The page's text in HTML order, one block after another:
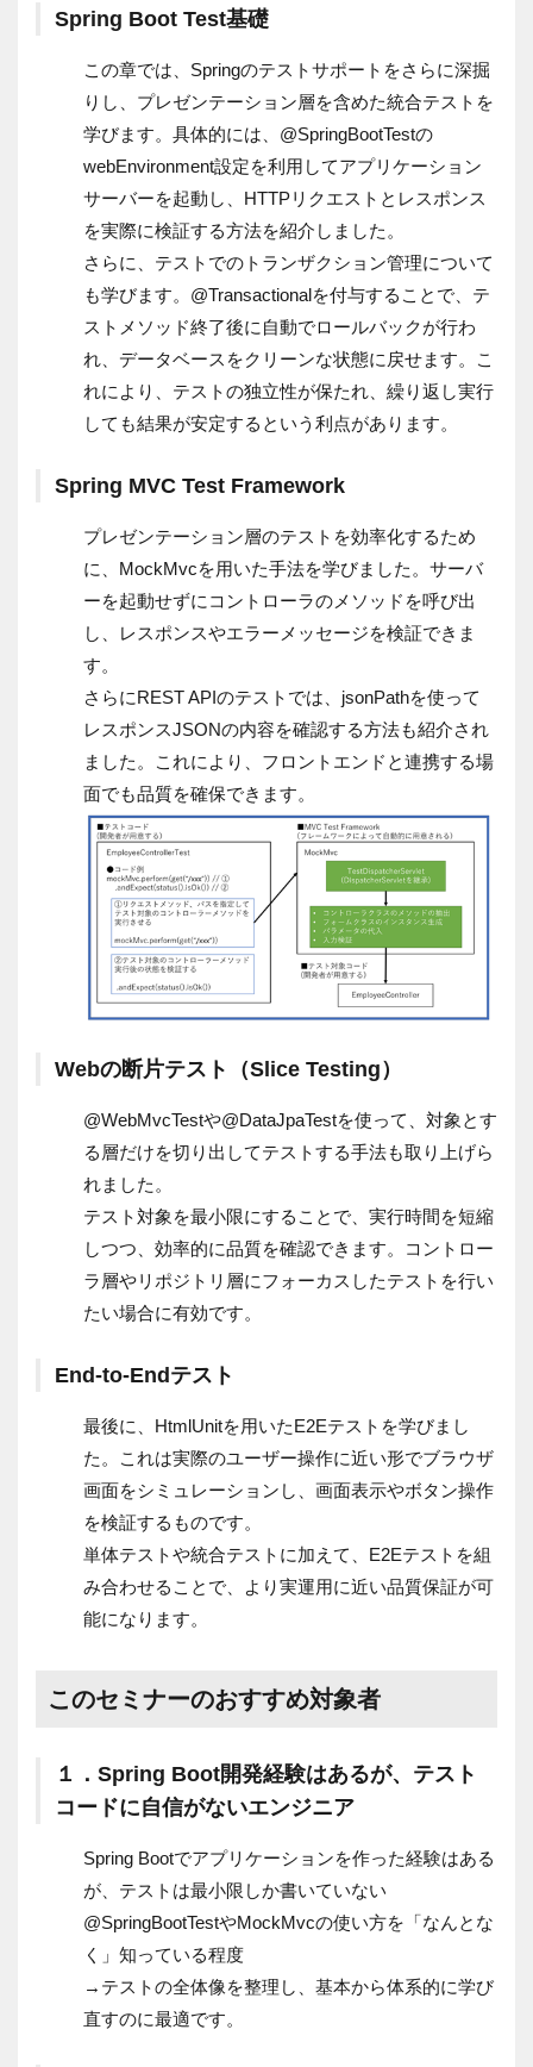
Spring Boot Test基礎
この章では、Springのテストサポートをさらに深掘
りし、プレゼンテーション層を含めた統合テストを
学びます。具体的には、@SpringBootTestの
webEnvironment設定を利用してアプリケーション
サーバーを起動し、HTTPリクエストとレスポンス
を実際に検証する方法を紹介しました。
さらに、テストでのトランザクション管理について
も学びます。@Transactionalを付与することで、テ
ストメソッド終了後に自動でロールバックが行わ
れ、データベースをクリーンな状態に戻せます。こ
れにより、テストの独立性が保たれ、繰り返し実行
しても結果が安定するという利点があります。
Spring MVC Test Framework
プレゼンテーション層のテストを効率化するため
に、MockMvcを用いた手法を学びました。サーバ
ーを起動せずにコントローラのメソッドを呼び出
し、レスポンスやエラーメッセージを検証できま
す。
さらにREST APIのテストでは、jsonPathを使って
レスポンスJSONの内容を確認する方法も紹介され
ました。これにより、フロントエンドと連携する場
面でも品質を確保できます。
Webの断片テスト（Slice Testing）
@WebMvcTestや@DataJpaTestを使って、対象とす
る層だけを切り出してテストする手法も取り上げら
れました。
テスト対象を最小限にすることで、実行時間を短縮
しつつ、効率的に品質を確認できます。コントロー
ラ層やリポジトリ層にフォーカスしたテストを行い
たい場合に有効です。
End-to-Endテスト
最後に、HtmlUnitを用いたE2Eテストを学びまし
た。これは実際のユーザー操作に近い形でブラウザ
画面をシミュレーションし、画面表示やボタン操作
を検証するものです。
単体テストや統合テストに加えて、E2Eテストを組
み合わせることで、より実運用に近い品質保証が可
能になります。
このセミナーのおすすめ対象者
１．Spring Boot開発経験はあるが、テスト
コードに自信がないエンジニア
Spring Bootでアプリケーションを作った経験はある
が、テストは最小限しか書いていない
@SpringBootTestやMockMvcの使い方を「なんとな
く」知っている程度
→テストの全体像を整理し、基本から体系的に学び
直すのに最適です。